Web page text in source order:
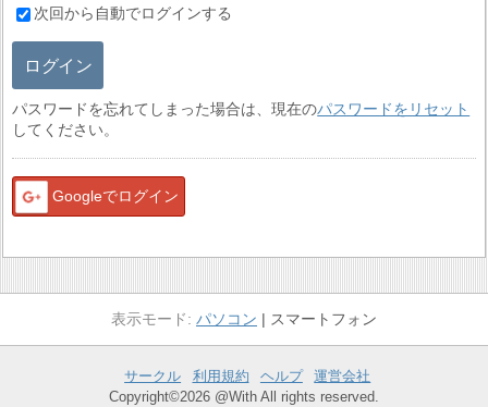
次回から自動でログインする
ログイン
パスワードを忘れてしまった場合は、現在のパスワードをリセット
してください。
Googleでログイン
パソコン スマートフォン
サークル 利用規約 ヘルプ
運営会社
Copyright©2026 @With All rights reserved.